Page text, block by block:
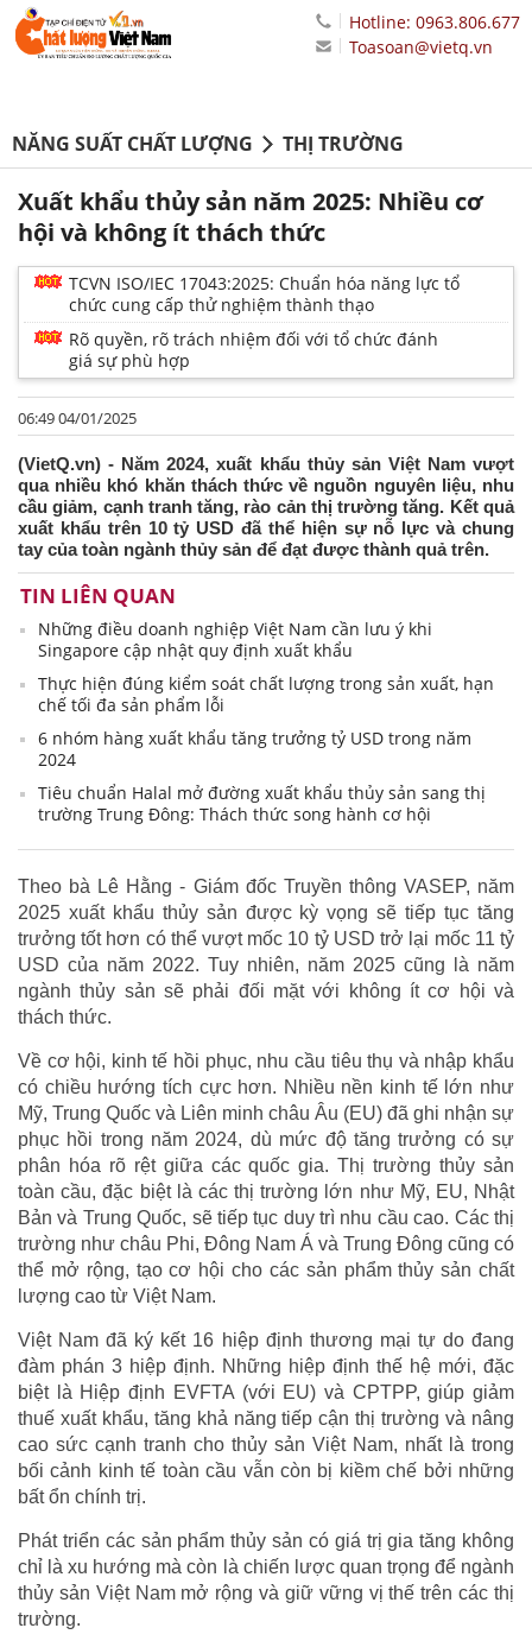
Hotline: 0963.806.677
Toasoan@vietq.vn
NĂNG SUẤT CHẤT LƯỢNG THỊ TRƯỜNG
Xuất khẩu thủy sản năm 2025: Nhiều cơ
hội và không ít thách thức
TCVN ISO/IEC 17043:2025: Chuẩn hóa năng lực tổ
chức cung cấp thử nghiệm thành thạo
Rõ quyền, rõ trách nhiệm đối với tổ chức đánh
giá sự phù hợp
06:49 04/01/2025
(VietQ.vn) - Năm 2024, xuất khẩu thủy sản Việt Nam vượt
qua nhiều khó khăn thách thức về nguồn nguyên liệu, nhu
cầu giảm, cạnh tranh tăng, rào cản thị trường tăng. Kết quả
xuất khẩu trên 10 tỷ USD đã thể hiện sự nỗ lực và chung
tay của toàn ngành thủy sản để đạt được thành quả trên.
TIN LIÊN QUAN
Những điều doanh nghiệp Việt Nam cần lưu ý khi
Singapore cập nhật quy định xuất khẩu
Thực hiện đúng kiểm soát chất lượng trong sản xuất, hạn
chế tối đa sản phẩm lỗi
6 nhóm hàng xuất khẩu tăng trưởng tỷ USD trong năm
2024
Tiêu chuẩn Halal mở đường xuất khẩu thủy sản sang thị
trường Trung Đông: Thách thức song hành cơ hội
Theo bà Lê Hằng - Giám đốc Truyền thông VASEP, năm
2025 xuất khẩu thủy sản được kỳ vọng sẽ tiếp tục tăng
trưởng tốt hơn có thể vượt mốc 10 tỷ USD trở lại mốc 11 tỷ
USD của năm 2022. Tuy nhiên, năm 2025 cũng là năm
ngành thủy sản sẽ phải đối mặt với không ít cơ hội và
thách thức.
Về cơ hội, kinh tế hồi phục, nhu cầu tiêu thụ và nhập khẩu
có chiều hướng tích cực hơn. Nhiều nền kinh tế lớn như
Mỹ, Trung Quốc và Liên minh châu Âu (EU) đã ghi nhận sự
phục hồi trong năm 2024, dù mức độ tăng trưởng có sự
phân hóa rõ rệt giữa các quốc gia. Thị trường thủy sản
toàn cầu, đặc biệt là các thị trường lớn như Mỹ, EU, Nhật
Bản và Trung Quốc, sẽ tiếp tục duy trì nhu cầu cao. Các thị
trường như châu Phi, Đông Nam Á và Trung Đông cũng có
thể mở rộng, tạo cơ hội cho các sản phẩm thủy sản chất
lượng cao từ Việt Nam.
Việt Nam đã ký kết 16 hiệp định thương mại tự do đang
đàm phán 3 hiệp định. Những hiệp định thế hệ mới, đặc
biệt là Hiệp định EVFTA (với EU) và CPTPP, giúp giảm
thuế xuất khẩu, tăng khả năng tiếp cận thị trường và nâng
cao sức cạnh tranh cho thủy sản Việt Nam, nhất là trong
bối cảnh kinh tế toàn cầu vẫn còn bị kiềm chế bởi những
bất ổn chính trị.
Phát triển các sản phẩm thủy sản có giá trị gia tăng không
chỉ là xu hướng mà còn là chiến lược quan trọng để ngành
thủy sản Việt Nam mở rộng và giữ vững vị thế trên các thị
trường.